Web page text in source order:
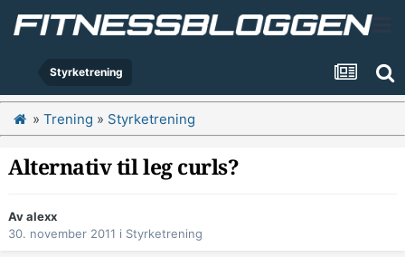
Styrketrening
» Trening » Styrketrening
Alternativ til leg curls?
Avalexx
30. november 2011 i Styrketrening